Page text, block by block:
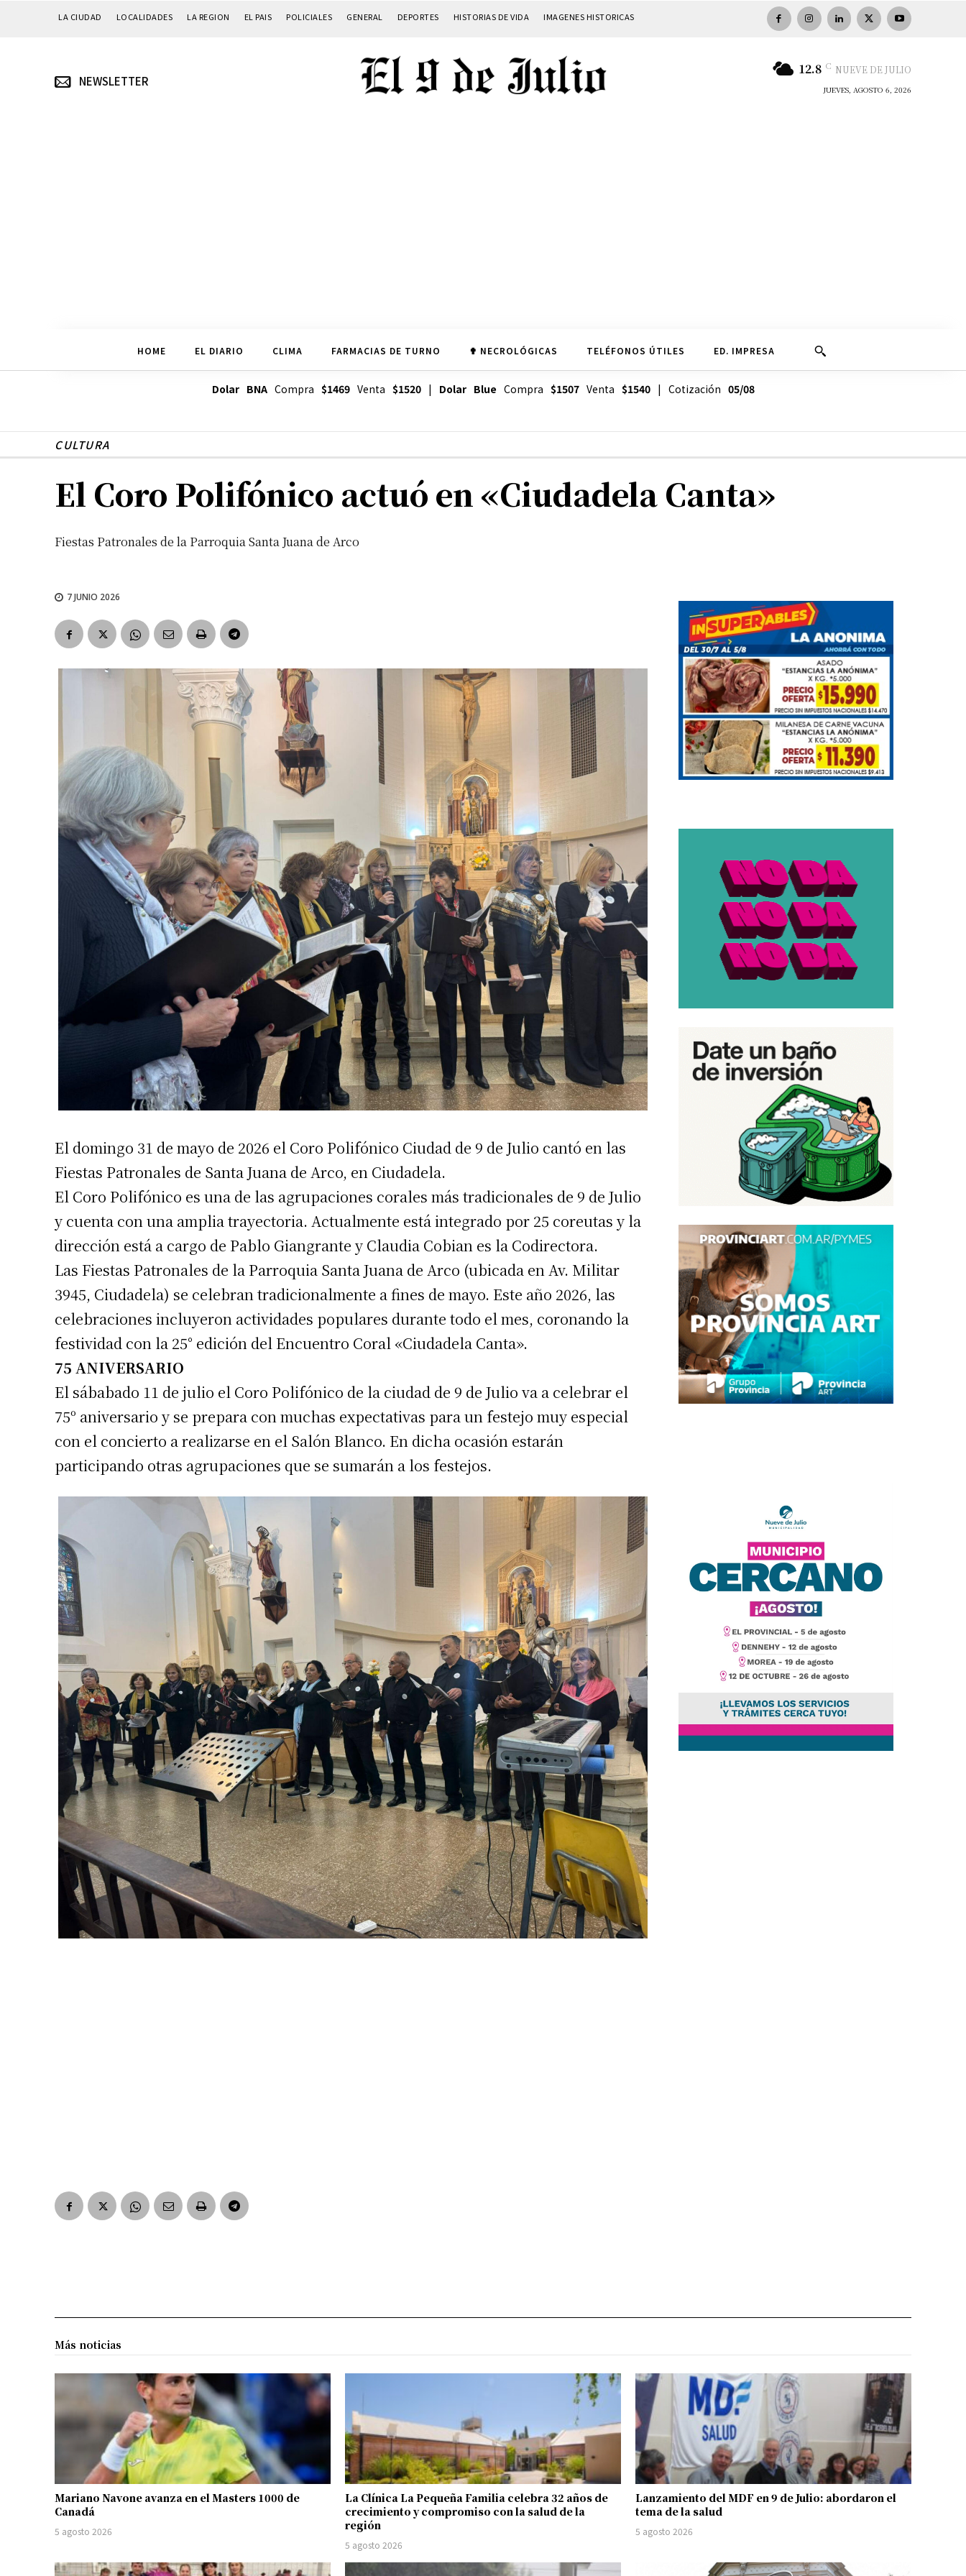
Suscribirme gratis
Nombre
Apellidos
Número de teléfono
LA CIUDAD LOCALIDADES LA REGION EL PAIS POLICIALES GENERAL DEPORTES HISTORIAS DE VIDA IMAGENES HISTORICAS
NEWSLETTER
12.8 C NUEVE DE JULIO
JUEVES, AGOSTO 6, 2026
HOME EL DIARIO CLIMA FARMACIAS DE TURNO ✟ NECROLÓGICAS TELÉFONOS ÚTILES ED. IMPRESA
Dolar BNACompra $1469Venta $1520| Dolar Blue Compra $1507Venta $1540| Cotización 05/08
CULTURA
El Coro Polifónico actuó en «Ciudadela Canta»
Fiestas Patronales de la Parroquia Santa Juana de Arco
7 JUNIO 2026
El domingo 31 de mayo de 2026 el Coro Polifónico Ciudad de 9 de Julio cantó en las
Fiestas Patronales de Santa Juana de Arco, en Ciudadela.
El Coro Polifónico es una de las agrupaciones corales más tradicionales de 9 de Julio
y cuenta con una amplia trayectoria. Actualmente está integrado por 25 coreutas y la
dirección está a cargo de Pablo Giangrante y Claudia Cobian es la Codirectora.
Las Fiestas Patronales de la Parroquia Santa Juana de Arco (ubicada en Av. Militar
3945, Ciudadela) se celebran tradicionalmente a fines de mayo. Este año 2026, las
celebraciones incluyeron actividades populares durante todo el mes, coronando la
festividad con la 25° edición del Encuentro Coral «Ciudadela Canta».
75 ANIVERSARIO
El sábabado 11 de julio el Coro Polifónico de la ciudad de 9 de Julio va a celebrar el
75º aniversario y se prepara con muchas expectativas para un festejo muy especial
con el concierto a realizarse en el Salón Blanco. En dicha ocasión estarán
participando otras agrupaciones que se sumarán a los festejos.
Más noticias
Mariano Navone avanza en el Masters 1000 de
Canadá
5 agosto 2026
La Clínica La Pequeña Familia celebra 32 años de
crecimiento y compromiso con la salud de la
región
5 agosto 2026
Lanzamiento del MDF en 9 de Julio: abordaron el
tema de la salud
5 agosto 2026